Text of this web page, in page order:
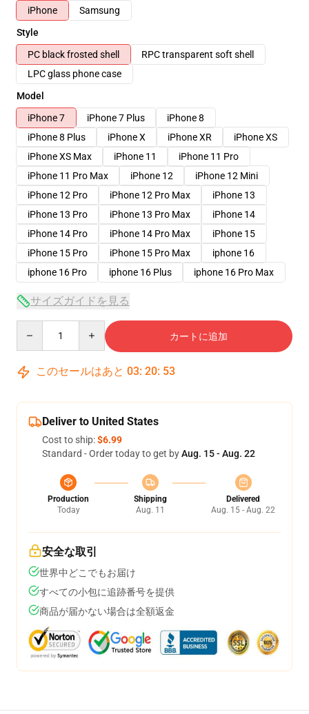
iPhone
Samsung
Style
PC black frosted shell
RPC transparent soft shell
LPC glass phone case
Model
iPhone 7
iPhone 7 Plus
iPhone 8
iPhone 8 Plus
iPhone X iPhone XR
iPhone XS
iPhone XS Max
iPhone 11
iPhone 11 Pro
iPhone 11 Pro Max
iPhone 12
iPhone 12 Mini
iPhone 12 Pro
iPhone 12 Pro Max
iPhone 13
iPhone 13 Pro
iPhone 13 Pro Max
iPhone 14
iPhone 14 Pro
iPhone 14 Pro Max
iPhone 15
iPhone 15 Pro
iPhone 15 Pro Max
iphone 16
iphone 16 Pro
iphone 16 Plus iphone 16 Pro Max
サイズガイドを見る
カートに追加
このセールはあと 03: 20: 53
Deliver to United States
Cost to ship:$6.99
Standard - Order today to get byAug. 15 - Aug. 22
Production
Today
Shipping
Aug. 11
Delivered
Aug. 15 - Aug. 22
安全な取引
世界中どこでもお届け
すべての小包に追跡番号を提供
商品が届かない場合は全額返金